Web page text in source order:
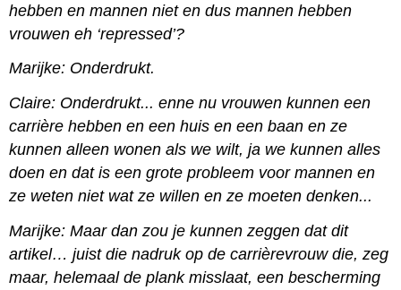
hebben en mannen niet en dus mannen hebben
vrouwen eh ‘repressed’?
Marijke: Onderdrukt.
Claire: Onderdrukt... enne nu vrouwen kunnen een
carrière hebben en een huis en een baan en ze
kunnen alleen wonen als we wilt, ja we kunnen alles
doen en dat is een grote probleem voor mannen en
ze weten niet wat ze willen en ze moeten denken...
Marijke: Maar dan zou je kunnen zeggen dat dit
artikel… juist die nadruk op de carrièrevrouw die, zeg
maar, helemaal de plank misslaat, een bescherming